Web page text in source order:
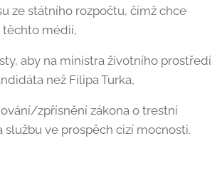
ze státního rozpočtu, čímž chce
médií,
aby na ministra životního prostředí
než Filipa Turka,
zpřísnění zákona o trestní
službu ve prospěch cizí mocnosti.